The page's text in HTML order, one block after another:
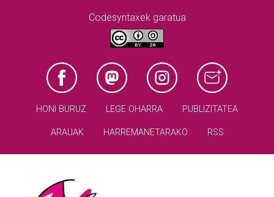
Codesyntaxek garatua
HONI BURUZ LEGE OHARRA PUBLIZITATEA
ARAUAK HARREMANETARAKO RSS